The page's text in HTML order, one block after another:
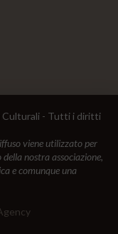
Culturali - Tutti i diritti
viene utilizzato per
nostra associazione,
e comunque una